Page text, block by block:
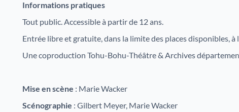
Informations pratiques
Tout public. Accessible à partir de 12 ans.
Entrée libre et gratuite, dans la limite des places disponibles,
Une coproduction Tohu-Bohu-Théâtre & Archives
Mise en scène : Marie Wacker
Scénographie : Gilbert Meyer, Marie Wacker